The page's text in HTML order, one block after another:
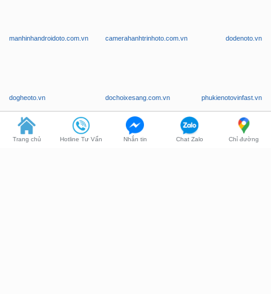
manhinhandroidoto.com.vn camerahanhtrinhoto.com.vn dodenoto.vn
dogheoto.vn dochoixesang.com.vn phukienotovinfast.vn
Trang chủ Hotline Tư Vấn Nhắn tin Chat Zalo Chỉ đường